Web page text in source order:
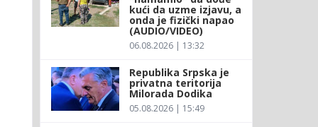
kući da uzme izjavu, a
onda je fizički napao
(AUDIO/VIDEO)
06.08.2026 | 13:32
Republika Srpska je
privatna teritorija
Milorada Dodika
05.08.2026 | 15:49